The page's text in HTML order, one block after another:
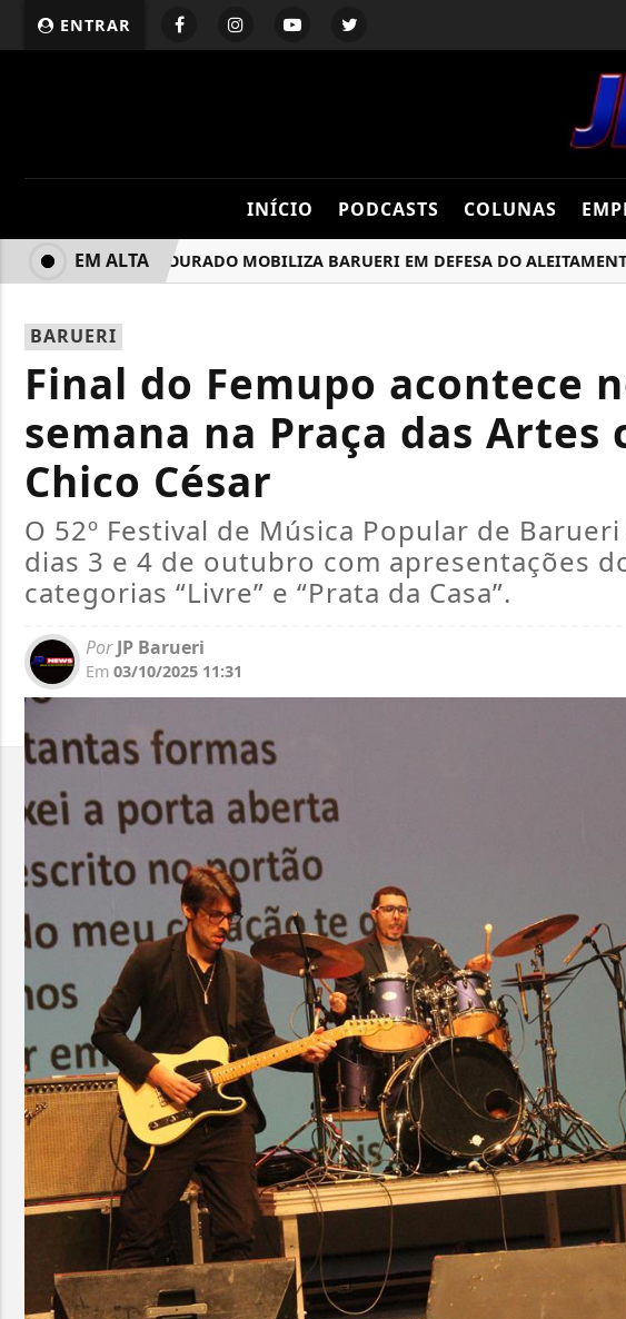
ENTRAR
INÍCIO PODCASTS COLUNAS
AGOSTO DOURADO MOBILIZA BARUERI EM DEFESA DO ALEITAMENTO
EM ALTA
BARUERI
Final do Femupo acontece
semana na Praça das Artes
Chico César
O 52º Festival de Música Popular de
dias 3 e 4 de outubro com apresentações
categorias “Livre” e “Prata da Casa”.
PorJP Barueri
Em 03/10/2025 11:31